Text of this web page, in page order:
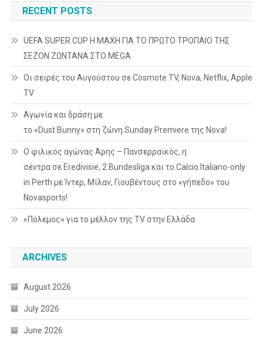
RECENT POSTS
UEFA SUPER CUP Η ΜΑΧΗ ΓΙΑ ΤΟ ΠΡΩΤΟ ΤΡΟΠΑΙΟ ΤΗΣ
ΣΕΖΟΝ ΖΩΝΤΑΝΑ ΣΤΟ MEGA
Οι σειρές του Αυγούστου σε Cosmote TV, Nova, Netflix, Apple
TV
Αγωνία και δράση με
το «Dust Bunny» στη ζώνη Sunday Premiere της Nova!
Ο φιλικός αγώνας Άρης – Πανσερραϊκός, η
σέντρα σε Eredivisie, 2.Bundesliga και το Calcio Italiano-only
in Perth με Ίντερ, Μίλαν, Γιουβέντους στο «γήπεδο» του
Novasports!
«Πόλεμος» για το μέλλον της TV στην Ελλάδα
ARCHIVES
August 2026
July 2026
June 2026